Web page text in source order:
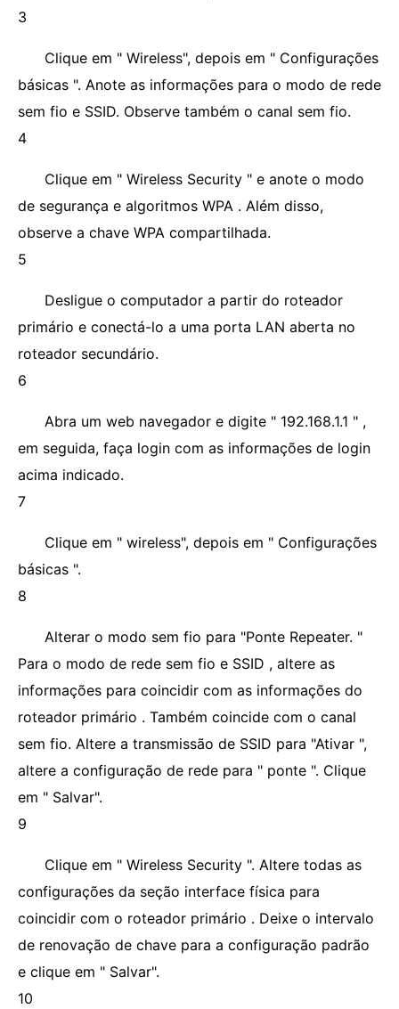
3
Clique em " Wireless", depois em " Configurações
básicas ". Anote as informações para o modo de rede
sem fio e SSID. Observe também o canal sem fio.
4
Clique em " Wireless Security " e anote o modo
de segurança e algoritmos WPA . Além disso,
observe a chave WPA compartilhada.
5
Desligue o computador a partir do roteador
primário e conectá-lo a uma porta LAN aberta no
roteador secundário.
6
Abra um web navegador e digite " 192.168.1.1 " ,
em seguida, faça login com as informações de login
acima indicado.
7
Clique em " wireless", depois em " Configurações
básicas ".
8
Alterar o modo sem fio para "Ponte Repeater. "
Para o modo de rede sem fio e SSID , altere as
informações para coincidir com as informações do
roteador primário . Também coincide com o canal
sem fio. Altere a transmissão de SSID para "Ativar ",
altere a configuração de rede para " ponte ". Clique
em " Salvar".
9
Clique em " Wireless Security ". Altere todas as
configurações da seção interface física para
coincidir com o roteador primário . Deixe o intervalo
de renovação de chave para a configuração padrão
e clique em " Salvar".
10